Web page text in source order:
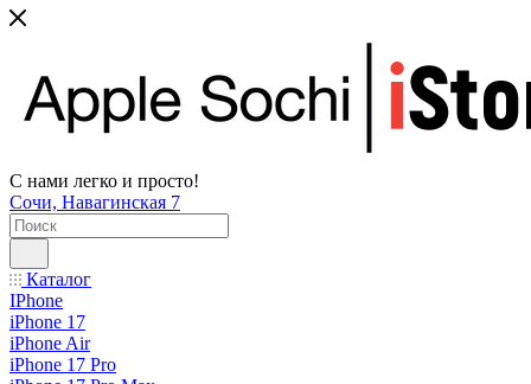
С нами легко и просто!
Сочи, Навагинская 7
Каталог
IPhone
iPhone 17
iPhone Air
iPhone 17 Pro